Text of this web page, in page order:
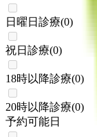
日曜日診療(0)
祝日診療(0)
18時以降診療(0)
20時以降診療(0)
予約可能日